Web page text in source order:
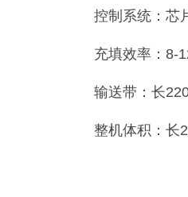
控制系统：芯
充填效率：8-
输送带：长
整机体积：长